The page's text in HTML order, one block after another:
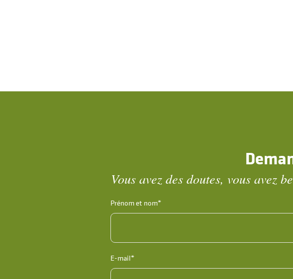
Vous avez des doutes, vous avez
Prénom et nom*
E-mail*